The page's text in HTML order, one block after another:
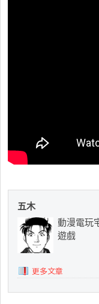
五木
動漫電玩
遊戲
更多文章